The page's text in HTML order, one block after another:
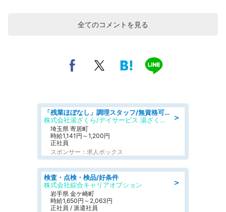
全てのコメントを見る
＞
「残業ほぼなし」調理スタッフ/無資格可/正職員/日勤のみ/デイサービス/社会保障完備
株式会社湯ざくら/デイサービス 湯ざくらケアリゾート
埼玉県 寄居町
時給1,141円～1,200円
正社員
スポンサー：求人ボックス
＞
検査・点検・検品/好条件
株式会社綜合キャリアオプション
岩手県 金ケ崎町
時給1,650円～2,063円
正社員 / 派遣社員